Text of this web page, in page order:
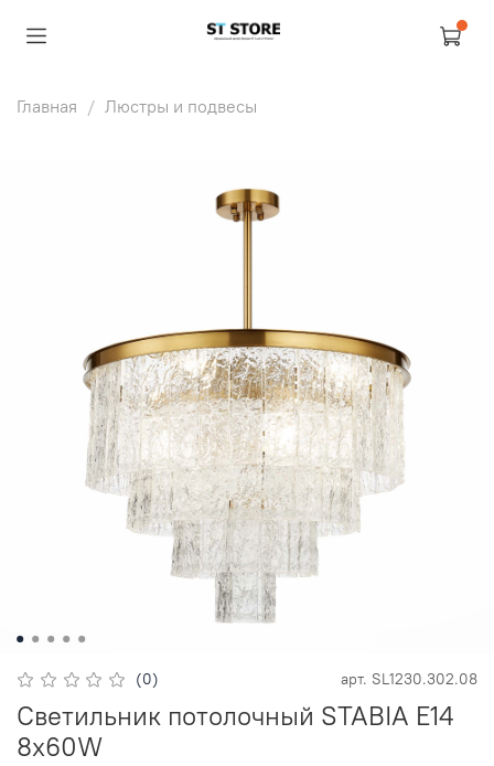
Главная Люстры и подвесы
(0) арт. SL1230.302.08
Светильник потолочный STABIA E14
8х60W